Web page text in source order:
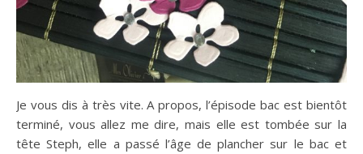
Je vous dis à très vite. A propos, l’épisode bac est bientôt
terminé, vous allez me dire, mais elle est tombée sur la
tête Steph, elle a passé l’âge de plancher sur le bac et